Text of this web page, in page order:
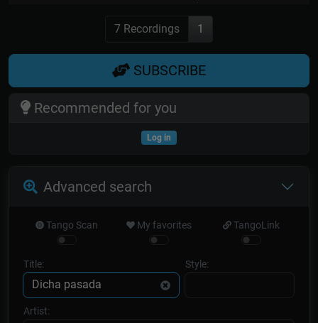
7 Recordings 1
SUBSCRIBE
Recommended for you
Log in
Advanced search
Tango Scan My favorites TangoLink
Title: Style:
Artist: